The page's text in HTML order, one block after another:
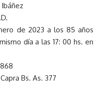
Ibáñez
de 2023 a los 85 años
día a las 17: 00 hs. en
Bs. As. 377